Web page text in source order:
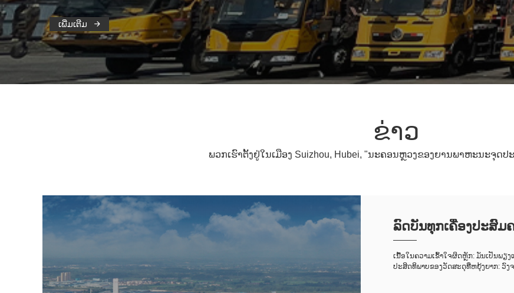
ເພີ່ມເຕີມ 
ຂ່າວ
ພວກ​ເຮົາ​ຕັ້ງ​ຢູ່​ໃນ​ເມືອງ Suizhou, Hubei, "ນະ​ຄອນ​ຫຼວງ​ຂອງ​ຍານ​ພາ​ຫະ​ນະ​ຈຸດ​ປ
ລົດ​ບັນທຸກ​ເຄື່ອງ​ປະສົມ​
ດ...<
ເນື້ອໃນຄວາມເຂົ້າໃຈຜິດຫຼັກ: ມັນເປັນພຽ
ປະສິດທິພາບຂອງວັດສະດຸທີ່ຫຍຸ້ງຍາກ: ວົງ